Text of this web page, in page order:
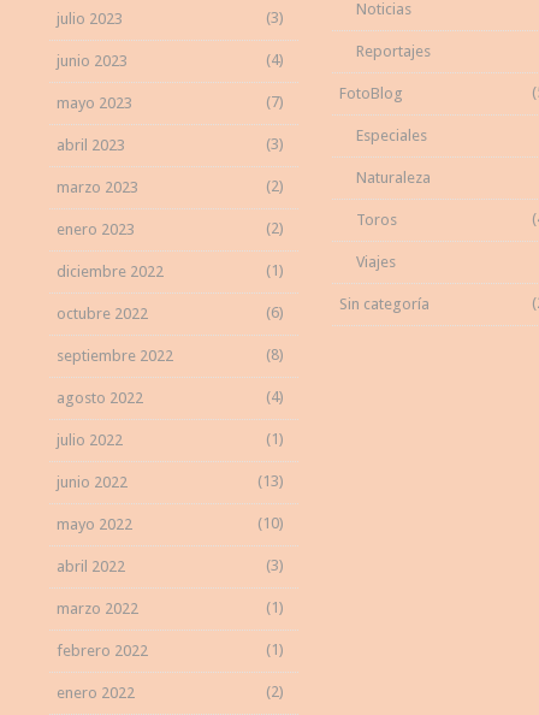
julio 2023 (3)
junio 2023 (4)
mayo 2023 (7)
abril 2023 (3)
marzo 2023 (2)
enero 2023 (2)
diciembre 2022 (1)
octubre 2022 (6)
septiembre 2022 (8)
agosto 2022 (4)
julio 2022 (1)
junio 2022 (13)
mayo 2022 (10)
abril 2022 (3)
marzo 2022 (1)
febrero 2022 (1)
enero 2022 (2)
Noticias
Reportajes
FotoBlog
Especiales
Naturaleza
Toros
Viajes
Sin categoría